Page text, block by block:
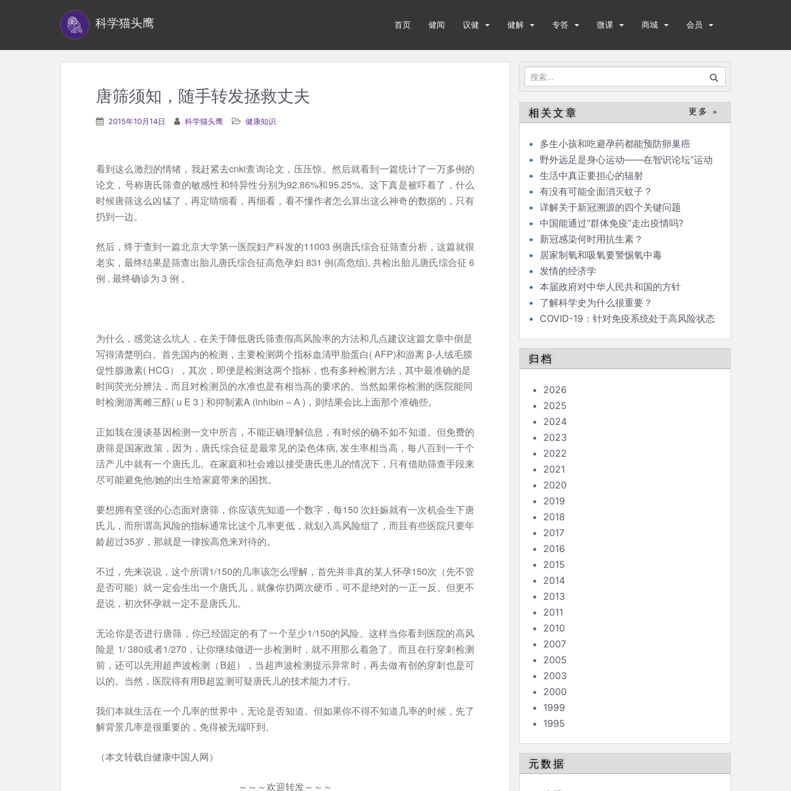
科学猫头鹰 首页 健闻 议健 健解 专答 微课 商城 会员
搜
索：
唐筛须知，随手转发拯救丈夫
2015年10月14日 科学猫头鹰 健康知识
看到这么激烈的情绪，我赶紧去cnki查询论文，压压惊。然后就看到一篇统计了一万多例的
论文，号称唐氏筛查的敏感性和特异性分别为92.86%和95.25%。这下真是被吓着了，什么
时候唐筛这么凶猛了，再定睛细看，再细看，看不懂作者怎么算出这么神奇的数据的，只有
扔到一边。
然后，终于查到一篇北京大学第一医院妇产科发的11003 例唐氏综合征筛查分析，这篇就很
老实，最终结果是筛查出胎儿唐氏综合征高危孕妇 831 例(高危组), 共检出胎儿唐氏综合征 6
例 , 最终确诊为 3 例 。
为什么，感觉这么坑人，在关于降低唐氏筛查假高风险率的方法和几点建议这篇文章中倒是
写得清楚明白。首先国内的检测，主要检测两个指标血清甲胎蛋白( AFP)和游离 β-人绒毛膜
促性腺激素( HCG），其次，即便是检测这两个指标，也有多种检测方法，其中最准确的是
时间荧光分辨法，而且对检测员的水准也是有相当高的要求的。当然如果你检测的医院能同
时检测游离雌三醇( u E 3 ) 和抑制素A (inhibin – A )，则结果会比上面那个准确些。
正如我在漫谈基因检测一文中所言，不能正确理解信息，有时候的确不如不知道。但免费的
唐筛是国家政策，因为，唐氏综合征是最常见的染色体病, 发生率相当高，每八百到一千个
活产儿中就有一个唐氏儿。在家庭和社会难以接受唐氏患儿的情况下，只有借助筛查手段来
尽可能避免他/她的出生给家庭带来的困扰。
要想拥有坚强的心态面对唐筛，你应该先知道一个数字，每150 次妊娠就有一次机会生下唐
氏儿，而所谓高风险的指标通常比这个几率更低，就划入高风险组了，而且有些医院只要年
龄超过35岁，那就是一律按高危来对待的。
不过，先来说说，这个所谓1/150的几率该怎么理解，首先并非真的某人怀孕150次（先不管
是否可能）就一定会生出一个唐氏儿，就像你扔两次硬币，可不是绝对的一正一反。但更不
是说，初次怀孕就一定不是唐氏儿。
无论你是否进行唐筛，你已经固定的有了一个至少1/150的风险。这样当你看到医院的高风
险是 1/ 380或者1/270，让你继续做进一步检测时，就不用那么着急了。而且在行穿刺检测
前，还可以先用超声波检测（B超），当超声波检测提示异常时，再去做有创的穿刺也是可
以的。当然，医院得有用B超监测可疑唐氏儿的技术能力才行。
我们本就生活在一个几率的世界中，无论是否知道。但如果你不得不知道几率的时候，先了
解背景几率是很重要的，免得被无端吓到。
（本文转载自健康中国人网）
～～～欢迎转发～～～
相关文章 更多 »
多生小孩和吃避孕药都能预防卵巢癌
野外远足是身心运动——在智识论坛“运动
与健康”的发言
生活中真正要担心的辐射
有没有可能全面消灭蚊子？
详解关于新冠溯源的四个关键问题
中国能通过“群体免疫”走出疫情吗?
新冠感染何时用抗生素？
居家制氧和吸氧要警惕氧中毒
发情的经济学
本届政府对中华人民共和国的方针
了解科学史为什么很重要？
COVID-19：针对免疫系统处于高风险状态
归档
2026
2025
2024
2023
2022
2021
2020
2019
2018
2017
2016
2015
2014
2013
2011
2010
2007
2005
2003
2000
1999
1995
元数据